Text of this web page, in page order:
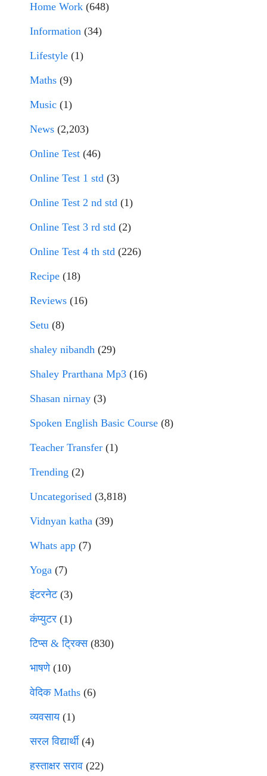
Home Work (648)
Information (34)
Lifestyle (1)
Maths (9)
Music (1)
News (2,203)
Online Test (46)
Online Test 1 std (3)
Online Test 2 nd std (1)
Online Test 3 rd std (2)
Online Test 4 th std (226)
Recipe (18)
Reviews (16)
Setu (8)
shaley nibandh (29)
Shaley Prarthana Mp3 (16)
Shasan nirnay (3)
Spoken English Basic Course (8)
Teacher Transfer (1)
Trending (2)
Uncategorised (3,818)
Vidnyan katha (39)
Whats app (7)
Yoga (7)
इंटरनेट(3)
कंप्युटर (1)
टिप्स & ट्रिक्स(830)
भाषणे(10)
वेदिक Maths (6)
व्यवसाय(1)
सरल विद्यार्थी(4)
हस्ताक्षर सराव (22)